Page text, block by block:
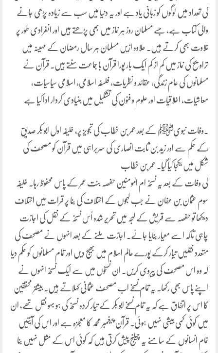
کی تعداد میں لوگوں کو زبانی یاد ہے اور یہ دنیا میں سب سے زیادہ پڑھی جانے
والی کتاب ہے، جسے مسلمان روز ہر نماز میں بھی پڑھتے ہیں اور انفرادی طور پر
تلاوت بھی کرتے ہیں۔ علاوہ ازیں مسلمان ہر سال رمضان کے مہینہ میں
تراویح کی نماز میں کم از کم ایک بار پورا قرآن با جماعت سنتے ہیں۔ قرآن نے
مسلمانوں کی عام زندگی، عقائد و نظریات، فلسفہ اسلامی، اسلامی سیاسیات،
معاشیات، اخلاقیات اور علوم و فنون کی تشکیل میں بنیادی کردار ادا کیا ہے
۔وفات نبویﷺ کے بعد عمر بن خطاب کی تجویز پر، خلیفہ اول ابو بکر صدیق
ؓکے حکم سے اور زید بن ثابت انصاری کی سربراہی میں قرآن کو مصحف کی
شکل میں یکجا کیا گیا۔ عمر بن خطاب
کی وفات کے بعد یہ نسخہ ام المومنین حفصہ بنت عمر کے پاس محفوظ رہا۔ خلیفہ
سوم عثمان بن عفان نے جب لہجوں کے اختلاف کی بنا پر قرات میں اختلاف
دیکھا تو حفصہ سے قریش کے لہجہ میں تحریر شدہ اُس نسخہ کے نقل کی اجازت
چاہی تاکہ اسے معیار بنایا جائے۔ اجازت ملنے کے بعد انہوں نے مصحف کی
متعدد نقلیں تیار کرکے پورے عالم اسلام میں بھیج دیں اور تمام مسلمانوں کو حکم دیا
کہ وہ اس مصحف کی پیروی کریں۔ ان نسخوں میں سے ایک نسخہ انہوں نے
اپنے پاس بھی رکھا۔ یہ تمام نسخے اب مصحف عثمانی کہلاتے ہیں۔ بیشتر محققین
کا اس پر اتفاق ہے کہ یہ تمام نسخے ابو بکر کے تیار کردہ نسخہ کی ہو بہو نقل تھے، ان
میں کوئی کمی بیشی نہیں ہوئی۔ قرآن پیغمبر محمد کا معجزہ ہے اور اس کی آیتیں
تمام انسانوں کے سامنے یہ چیلنج پیش کرتی ہیں کہ کوئی اس کے مثل نہیں بنا